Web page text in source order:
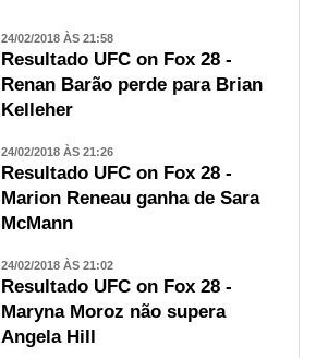
24/02/2018 ÀS 21:58
Resultado UFC on Fox 28 -
Renan Barão perde para Brian
Kelleher
24/02/2018 ÀS 21:26
Resultado UFC on Fox 28 -
Marion Reneau ganha de Sara
McMann
24/02/2018 ÀS 21:02
Resultado UFC on Fox 28 -
Maryna Moroz não supera
Angela Hill